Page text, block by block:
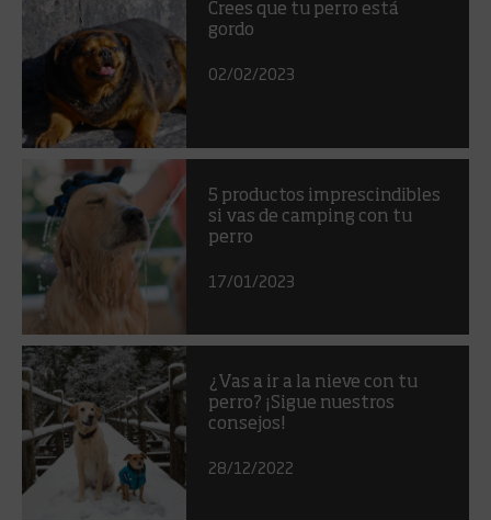
Crees que tu perro está
gordo
02/02/2023
5 productos imprescindibles
si vas de camping con tu
perro
17/01/2023
¿Vas a ir a la nieve con tu
perro? ¡Sigue nuestros
consejos!
28/12/2022